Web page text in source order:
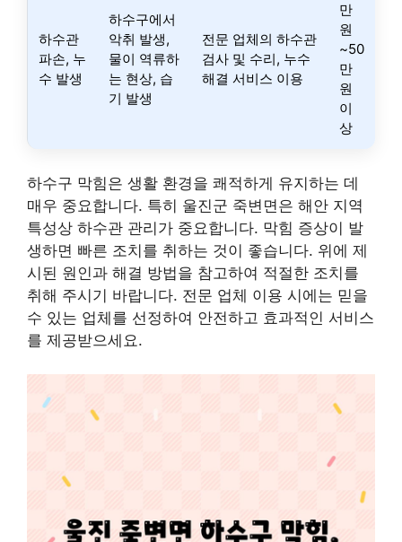
하수관
파손, 누
수 발생
하수구에서
악취 발생,
물이 역류하
는 현상, 습
기 발생
전문 업체의 하수관
검사 및 수리, 누수
해결 서비스 이용
만
원
~50
만
원
이
상
하수구 막힘은 생활 환경을 쾌적하게 유지하는 데
매우 중요합니다. 특히 울진군 죽변면은 해안 지역
특성상 하수관 관리가 중요합니다. 막힘 증상이 발
생하면 빠른 조치를 취하는 것이 좋습니다. 위에 제
시된 원인과 해결 방법을 참고하여 적절한 조치를
취해 주시기 바랍니다. 전문 업체 이용 시에는 믿을
수 있는 업체를 선정하여 안전하고 효과적인 서비스
를 제공받으세요.